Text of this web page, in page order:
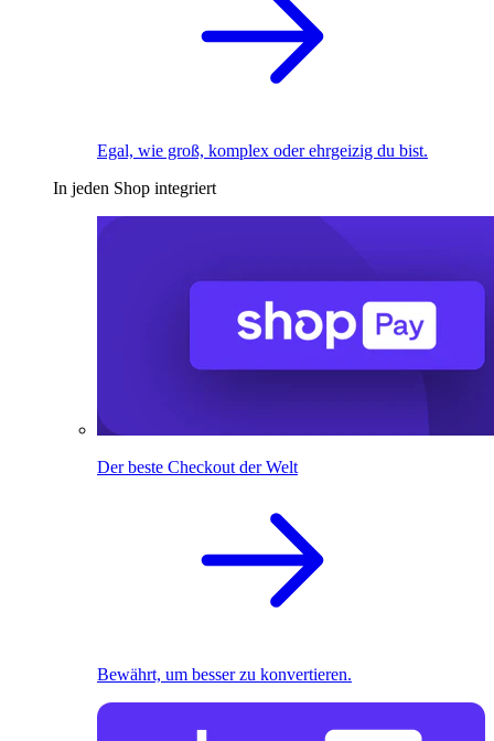
Egal, wie groß, komplex oder ehrgeizig du bist.
In jeden Shop integriert
Der beste Checkout der Welt
Bewährt, um besser zu konvertieren.